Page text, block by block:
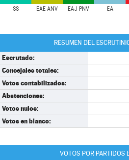
SS EAE-ANV EAJ-PNV EA
RESUMEN DEL
Escrutado:
Concejales totales:
Votos contabilizados:
Abstenciones:
Votos nulos:
Votos en blanco:
VOTOS POR PARTIDOS